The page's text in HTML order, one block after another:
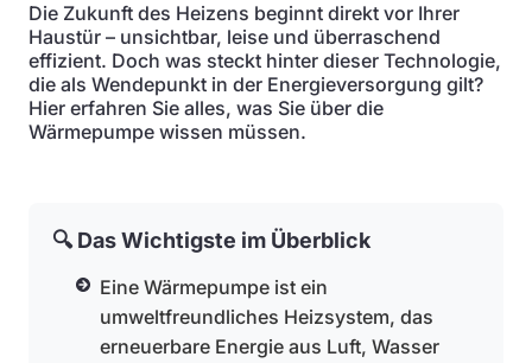
Die Zukunft des Heizens beginnt direkt vor Ihrer
Haustür – unsichtbar, leise und überraschend
effizient. Doch was steckt hinter dieser Technologie,
die als Wendepunkt in der Energieversorgung gilt?
Hier erfahren Sie alles, was Sie über die
Wärmepumpe wissen müssen.
🔍 Das Wichtigste im Überblick
Eine Wärmepumpe ist ein
umweltfreundliches Heizsystem, das
erneuerbare Energie aus Luft, Wasser